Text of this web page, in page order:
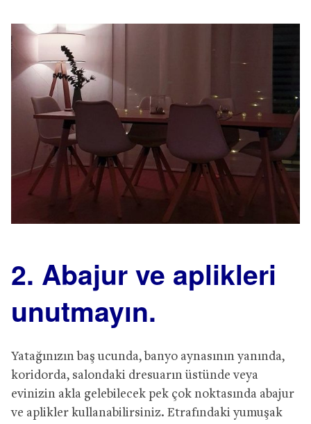
2. Abajur ve aplikleri
unutmayın.
Yatağınızın baş ucunda, banyo aynasının yanında,
koridorda, salondaki dresuarın üstünde veya
evinizin akla gelebilecek pek çok noktasında abajur
ve aplikler kullanabilirsiniz. Etrafındaki yumuşak